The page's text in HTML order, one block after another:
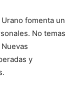
Urano fomenta un
No temas
y